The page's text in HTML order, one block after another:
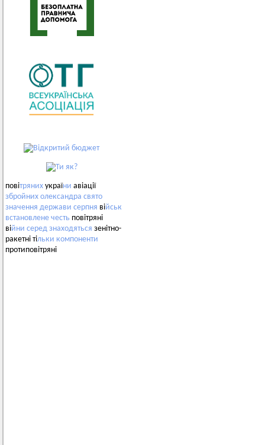
повітряних україни авіації
збройних олександра свято
значення держави серпня військ
встановлене честь повітряні
війни серед знаходяться зенітно-
ракетні тільки компоненти
протиповітряні